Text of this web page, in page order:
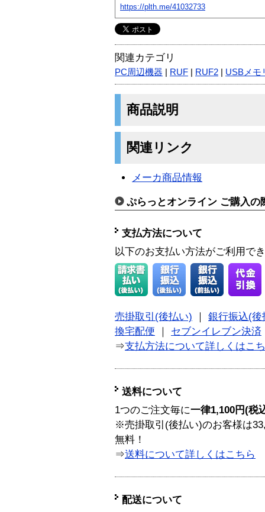
https://plth.me/41032733
関連カテゴリ
PC周辺機器 RUF RUF2 USBメモ
商品説明
関連リンク
メーカ商品情報
ぷらっとオンライン ご購入の
支払方法について
以下のお支払い方法がご利用で
売掛取引(後払い)
銀行振込(後
換宅配便
セブンイレブン決済
⇒支払方法について詳しくはこ
送料について
1つのご注文毎に一律1,100円(税
※売掛取引(後払い)のお客様は
無料！
⇒送料について詳しくはこちら
配送について